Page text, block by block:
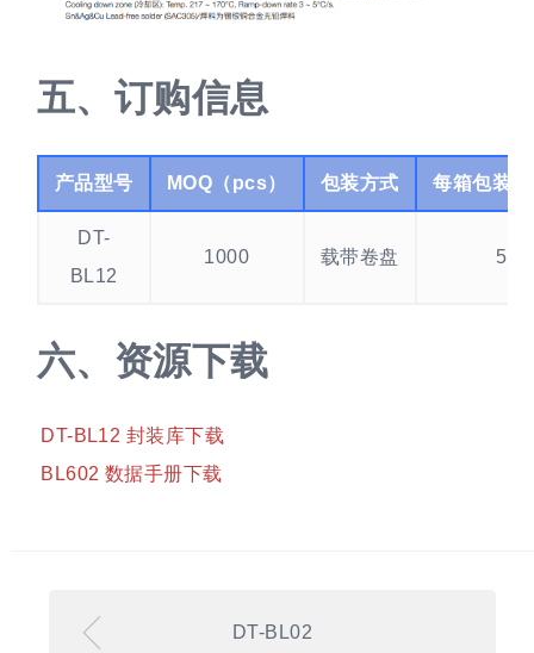
订购信息
产品型号 MOQ（pcs） 包装方式 每箱包装
DT-
BL12
1000 载带卷盘 5
资源下载
DT-BL12 封装库下载
BL602 数据手册下载
DT-BL02